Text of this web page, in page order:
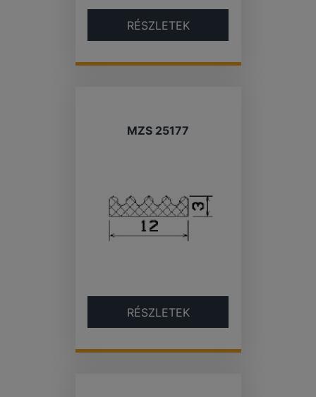
RÉSZLETEK
MZS 25177
RÉSZLETEK